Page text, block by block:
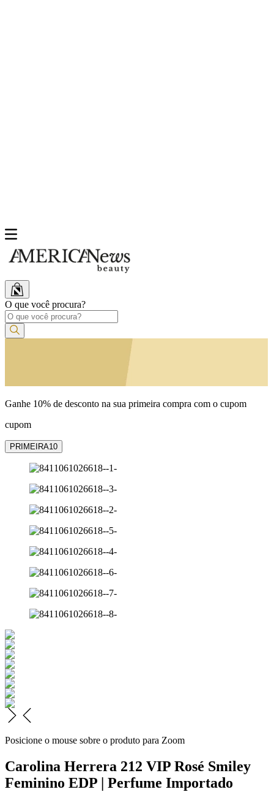
O que você procura?
Ganhe 10% de desconto na sua primeira compra com o cupom
cupom
PRIMEIRA10
Posicione o mouse sobre o produto para Zoom
Carolina Herrera 212 VIP Rosé Smiley
Feminino EDP | Perfume Importado